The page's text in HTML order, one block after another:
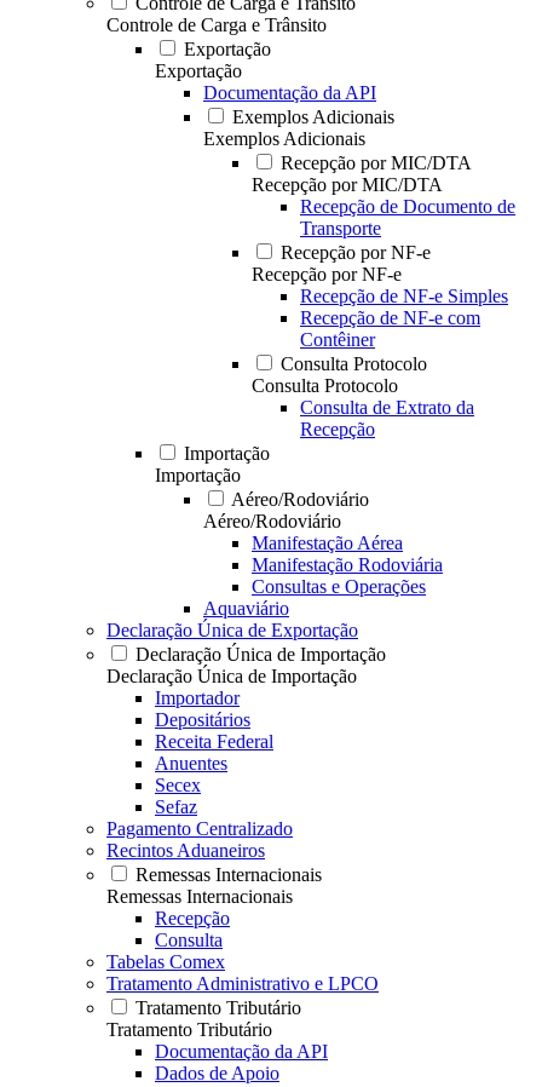
Controle de Carga e Trânsito
Exportação
Exportação
Documentação da API
Exemplos Adicionais
Exemplos Adicionais
Recepção por MIC/DTA
Recepção por MIC/DTA
Recepção de Documento de
Transporte
Recepção por NF-e
Recepção por NF-e
Recepção de NF-e Simples
Recepção de NF-e com
Contêiner
Consulta Protocolo
Consulta Protocolo
Consulta de Extrato da
Recepção
Importação
Importação
Aéreo/Rodoviário
Aéreo/Rodoviário
Manifestação Aérea
Manifestação Rodoviária
Consultas e Operações
Aquaviário
Declaração Única de Exportação
Declaração Única de Importação
Declaração Única de Importação
Importador
Depositários
Receita Federal
Anuentes
Secex
Sefaz
Pagamento Centralizado
Recintos Aduaneiros
Remessas Internacionais
Remessas Internacionais
Recepção
Consulta
Tabelas Comex
Tratamento Administrativo e LPCO
Tratamento Tributário
Tratamento Tributário
Documentação da API
Dados de Apoio